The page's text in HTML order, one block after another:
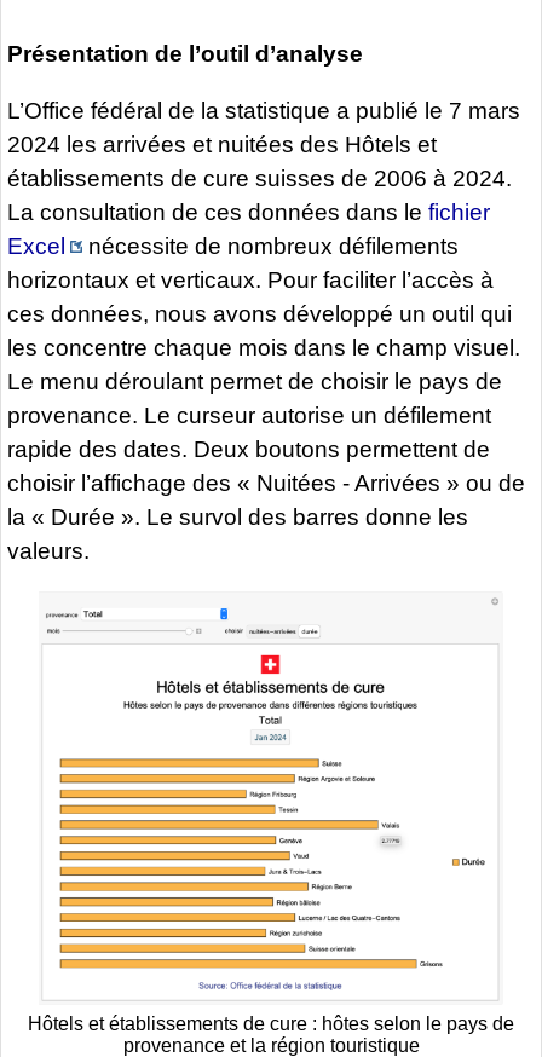
Présentation de l’outil d’analyse
L’Office fédéral de la statistique a publié le 7 mars
2024 les arrivées et nuitées des Hôtels et
établissements de cure suisses de 2006 à 2024.
La consultation de ces données dans le fichier
Excel
nécessite de nombreux défilements
horizontaux et verticaux. Pour faciliter l’accès à
ces données, nous avons développé un outil qui
les concentre chaque mois dans le champ visuel.
Le menu déroulant permet de choisir le pays de
provenance. Le curseur autorise un défilement
rapide des dates. Deux boutons permettent de
choisir l’affichage des « Nuitées - Arrivées » ou de
la « Durée ». Le survol des barres donne les
valeurs.
Hôtels et établissements de cure : hôtes selon le pays de
provenance et la région touristique